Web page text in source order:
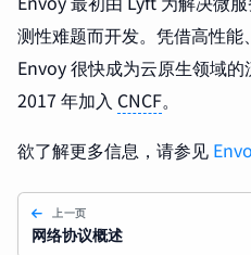
测性难题而开发。凭借高性能
Envoy 很快成为云原生领域
2017 年加入 CNCF。
欲了解更多信息，请参见
上一页
网络协议概述